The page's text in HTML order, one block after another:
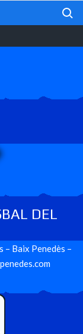
DEL
– Baix Penedès –